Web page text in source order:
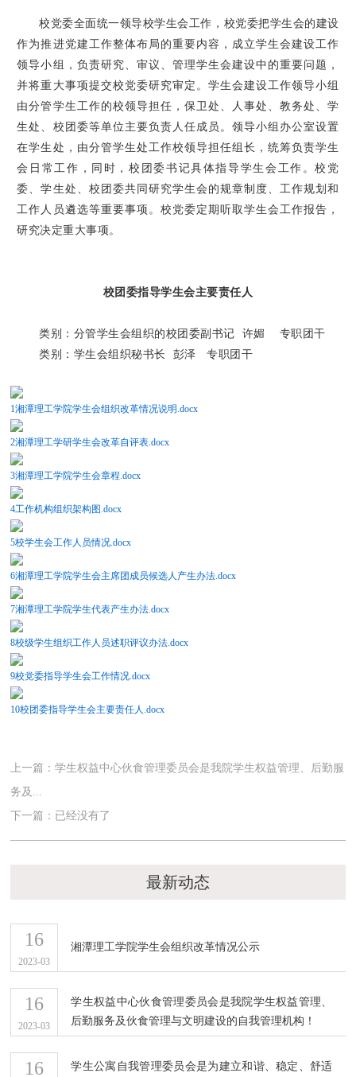
校党委全面统一领导校学生会工作，校党委把学生会的建设
作为推进党建工作整体布局的重要内容，成立学生会建设工作
领导小组，负责研究、审议、管理学生会建设中的重要问题，
并将重大事项提交校党委研究审定。学生会建设工作领导小组
由分管学生工作的校领导担任，保卫处、人事处、教务处、学
生处、校团委等单位主要负责人任成员。领导小组办公室设置
在学生处，由分管学生处工作校领导担任组长，统筹负责学生
会日常工作，同时，校团委书记具体指导学生会工作。校党
委、学生处、校团委共同研究学生会的规章制度、工作规划和
工作人员遴选等重要事项。校党委定期听取学生会工作报告，
研究决定重大事项。
校团委指导学生会主要责任人
类别：分管学生会组织的校团委副书记 许媚 专职团干
类别：学生会组织秘书长 彭泽 专职团干
1湘潭理工学院学生会组织改革情况说明.docx
2湘潭理工学研学生会改革自评表.docx
3湘潭理工学院学生会章程.docx
4工作机构组织架构图.docx
5校学生会工作人员情况.docx
6湘潭理工学院学生会主席团成员候选人产生办法.docx
7湘潭理工学院学生代表产生办法.docx
8校级学生组织工作人员述职评议办法.docx
9校党委指导学生会工作情况.docx
10校团委指导学生会主要责任人.docx
上一篇：学生权益中心伙食管理委员会是我院学生权益管理、后勤服
务及...
下一篇：已经没有了
最新动态
16
2023-03
湘潭理工学院学生会组织改革情况公示
16
2023-03
学生权益中心伙食管理委员会是我院学生权益管理、
后勤服务及伙食管理与文明建设的自我管理机构！
16 学生公寓自我管理委员会是为建立和谐、稳定、舒适